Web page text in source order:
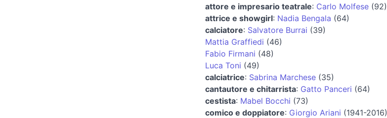
attore e impresario teatrale: Carlo Molfese(92)
attrice e showgirl: Nadia Bengala (64)
calciatore: Salvatore Burrai (39)
Mattia Graffiedi (46)
Fabio Firmani (48)
Luca Toni (49)
calciatrice: Sabrina Marchese(35)
cantautore e chitarrista: Gatto Panceri (64)
cestista: Mabel Bocchi (73)
comico e doppiatore: Giorgio Ariani (1941-2016)